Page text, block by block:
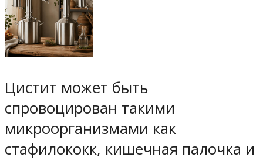
Цистит может быть
спровоцирован такими
микроорганизмами как
стафилококк, кишечная палочка и